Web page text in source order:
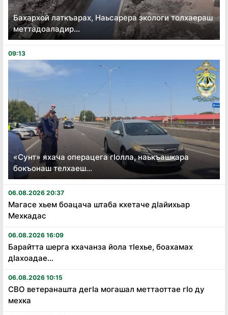
Бахархой латкъарах, Наьсарера экологи толхаераш
меттадоаладир...
09:13
«Сунт» яхача операцега гӏолла, наькъашкара
бокъонаш телхаеш...
06.08.2026 20:37
Магасе хьем боацача штаба кхетаче дӏайихьар
Мехкадас
06.08.2026 16:09
Барайтта шерга кхачанза йола тӏехье, боахамах
дӏахоадае...
06.08.2026 10:15
СВО ветеранашта дегӏа могашал меттаоттае гӏо ду
мехка